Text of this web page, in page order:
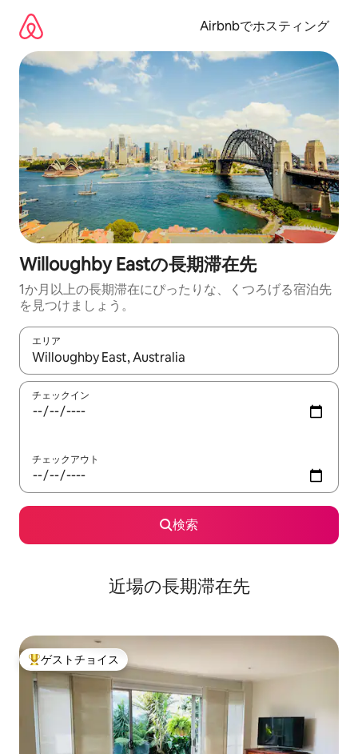
Airbnbでホスティング
Willoughby Eastの長期滞在先
1か月以上の長期滞在にぴったりな、くつろげる宿泊先
を見つけましょう。
エリア
検索結果が表示されたら、上下の矢印キーを使って移動するか
チェックイン
チェックアウト
検索
近場の長期滞在先
大好評のゲストチョイスです。
ゲストチョイス